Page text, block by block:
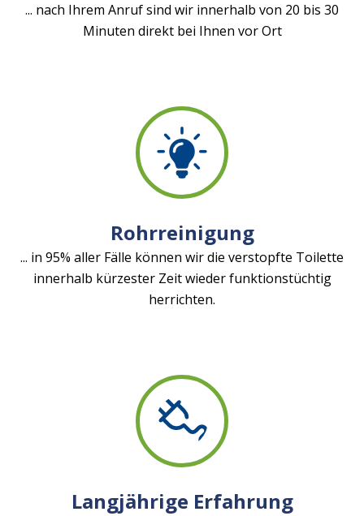
... nach Ihrem Anruf sind wir innerhalb von 20 bis 30
Minuten direkt bei Ihnen vor Ort
Rohrreinigung
... in 95% aller Fälle können wir die verstopfte Toilette
innerhalb kürzester Zeit wieder funktionstüchtig
herrichten.
Langjährige Erfahrung